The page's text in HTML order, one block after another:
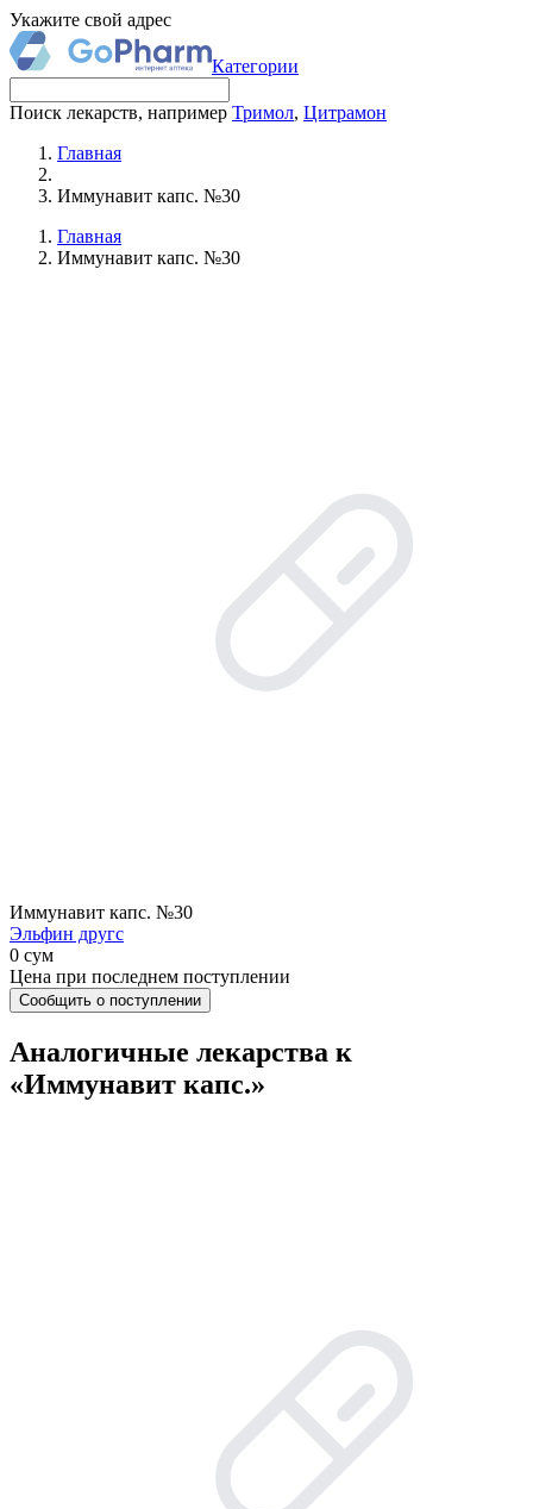
Укажите свой адрес
Категории
Поиск лекарств, например Тримол, Цитрамон
Главная
Иммунавит капс. №30
Главная
Иммунавит капс. №30
Иммунавит капс. №30
Эльфин другс
0 сум
Цена при последнем поступлении
Сообщить о поступлении
Аналогичные лекарства к
«Иммунавит капс.»